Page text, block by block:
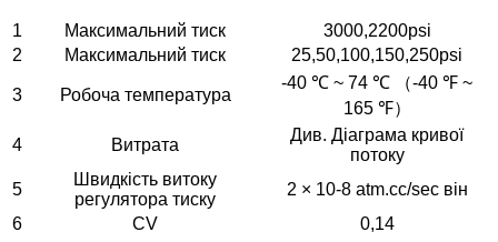
1 Максимальний тиск
3000,2200psi
2
Максимальний тиск 25,50,100,150,250psi
3 Робоча температура
-40 ℃ ~ 74 ℃ （-40 ℉ ~
165 ℉）
4
Витрата
Див. Діаграма кривої
потоку
5
Швидкість витоку
регулятора тиску
2 × 10-8 atm.cc/sec він
6
CV 0,14